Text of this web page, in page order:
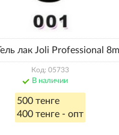
лак Joli Professional 8ml
Код: 05733
В наличии
500 тенге
400 тенге - опт